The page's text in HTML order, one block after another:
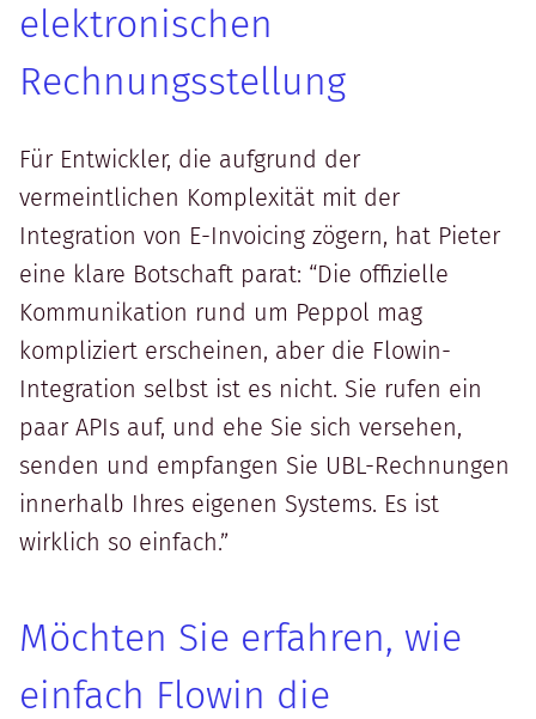
elektronischen
Rechnungsstellung
Für Entwickler, die aufgrund der
vermeintlichen Komplexität mit der
Integration von E-Invoicing zögern, hat Pieter
eine klare Botschaft parat: “Die offizielle
Kommunikation rund um Peppol mag
kompliziert erscheinen, aber die Flowin-
Integration selbst ist es nicht. Sie rufen ein
paar APIs auf, und ehe Sie sich versehen,
senden und empfangen Sie UBL-Rechnungen
innerhalb Ihres eigenen Systems. Es ist
wirklich so einfach.”
Möchten Sie erfahren, wie
einfach Flowin die